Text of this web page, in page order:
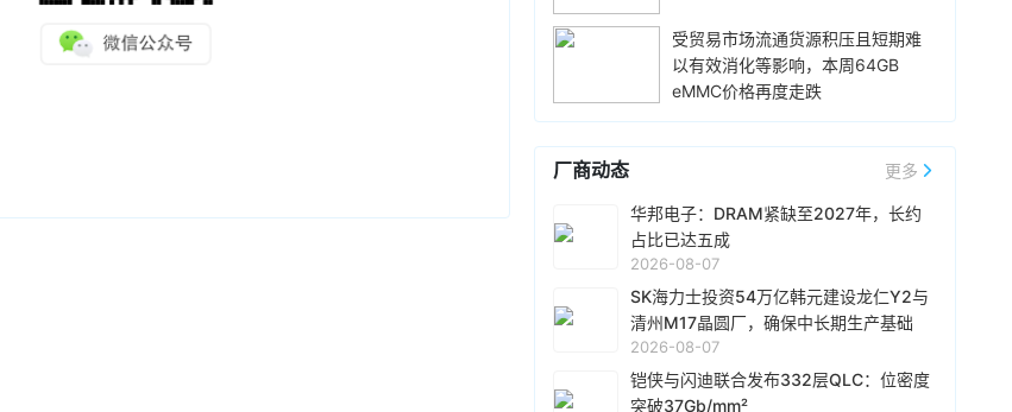
能破千万，整个系列的破千万速度明显快于上一
代Mate系列旗舰。
及量产，未来将支援16纳米、14纳米及12纳米制
程，实际产出与营收贡献则主要落在2030年。未
来产品将涵盖标准型DRAM、CUBE、Wafer-on-
Wafer、客制化ASIC存储芯片及矽电容等。
台币，环比增长25.4%，同比暴增331.3%，连续
第5个月改写历史新高。从产品组合来看，DRAM
营收达140.8亿元，占整体比重76.6%；SSD占比
20.1%，存储卡、随身碟及其他产品则占3.3%。
13小时前 10:14
据媒体报道，威刚近日在法说会上表示，在需求
增加、价格走高及货源稳定的三大有利因素带动
下，预期第3季度营运将优于第2季度，并进一步
扩大全年营运成果。公司看好第4季度到2027年
趋势。目前存储市场供给持续紧张，预计2027年
DRAM供给将较2026年更吃紧。随着PC和服务器
平台持续升级，DDR5已成为市场主流，长期而
言，DDR5将比DDR4更紧缺。
13小时前 10:13
由于对AI基础设施的投资导致其季度自由现金流
转为赤字，谷歌母公司Alphabet再次寻求在债券
市场获得大规模融资。Alphabet宣布计划发行总
额高达250亿美元的美元计价公司债券。该债券
将分为10个档次，期限从2年到40年不等。其中
期限最长的40年期债券，其发行利率预计比美国
烈，认购额超过发行规模的四倍，总额达1150亿
13小时前 10:02
据外媒报道，为应对 HBM 内存供应短缺问题，英
伟达考虑降低 Rubin Ultra GPU 配置。报道援引
知情人士消息称，在过去数周时间里英伟达内部
至少测试了 3 种低 HBM 配置的 Rubin Ultra
受贸易市场流通货源积压且短期难
以有效消化等影响，本周64GB
eMMC价格再度走跌
厂商动态 更多
华邦电子：DRAM紧缺至2027年，长约
占比已达五成
2026-08-07
SK海力士投资54万亿韩元建设龙仁Y2与
清州M17晶圆厂，确保中长期生产基础
2026-08-07
铠侠与闪迪联合发布332层QLC：位密度
突破37Gb/mm²